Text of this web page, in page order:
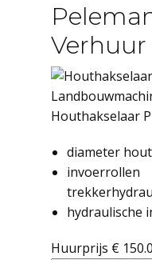
Verhuur
Houthakselaar
diameter
hydraulische
Huurprijs €